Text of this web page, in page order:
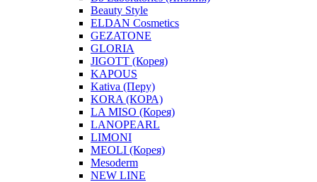
Beauty Style
ELDAN Cosmetics
GEZATONE
GLORIA
JIGOTT (Корея)
KAPOUS
Kativa (Перу)
KORA (КОРА)
LA MISO (Корея)
LANOPEARL
LIMONI
MEOLI (Корея)
Mesoderm
NEW LINE